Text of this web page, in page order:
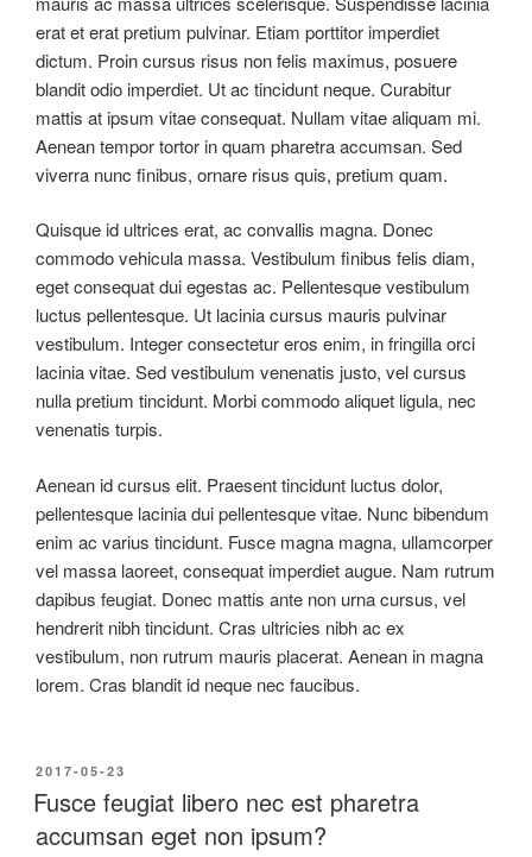
erat et erat pretium pulvinar. Etiam porttitor imperdiet
dictum. Proin cursus risus non felis maximus, posuere
blandit odio imperdiet. Ut ac tincidunt neque. Curabitur
mattis at ipsum vitae consequat. Nullam vitae aliquam mi.
Aenean tempor tortor in quam pharetra accumsan. Sed
viverra nunc finibus, ornare risus quis, pretium quam.
Quisque id ultrices erat, ac convallis magna. Donec
commodo vehicula massa. Vestibulum finibus felis diam,
eget consequat dui egestas ac. Pellentesque vestibulum
luctus pellentesque. Ut lacinia cursus mauris pulvinar
vestibulum. Integer consectetur eros enim, in fringilla orci
lacinia vitae. Sed vestibulum venenatis justo, vel cursus
nulla pretium tincidunt. Morbi commodo aliquet ligula, nec
venenatis turpis.
Aenean id cursus elit. Praesent tincidunt luctus dolor,
pellentesque lacinia dui pellentesque vitae. Nunc bibendum
enim ac varius tincidunt. Fusce magna magna, ullamcorper
vel massa laoreet, consequat imperdiet augue. Nam rutrum
dapibus feugiat. Donec mattis ante non urna cursus, vel
hendrerit nibh tincidunt. Cras ultricies nibh ac ex
vestibulum, non rutrum mauris placerat. Aenean in magna
lorem. Cras blandit id neque nec faucibus.
2017-05-23
Fusce feugiat libero nec est pharetra
accumsan eget non ipsum?